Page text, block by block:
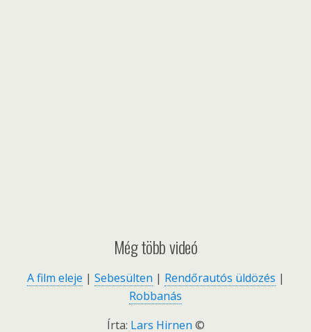
Még több videó
A film eleje | Sebesülten | Rendőrautós üldözés |
Robbanás
Írta: Lars Hirnen ©